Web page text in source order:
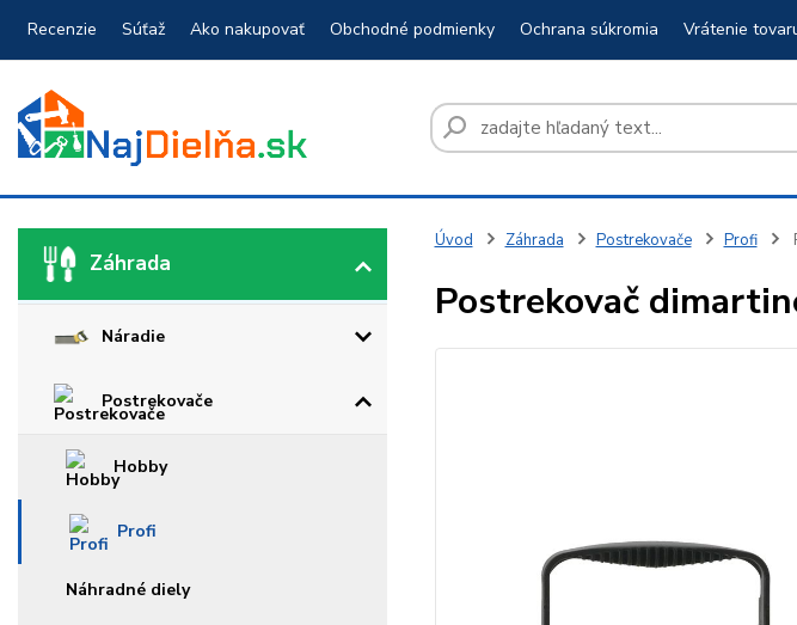
Recenzie Súťaž Ako nakupovať Obchodné podmienky Ochrana súkromia Vrátenie
Záhrada
Náradie
Postrekovače
Hobby
Profi
Náhradné diely
Úvod Záhrada Postrekovače Profi
Postrekovač